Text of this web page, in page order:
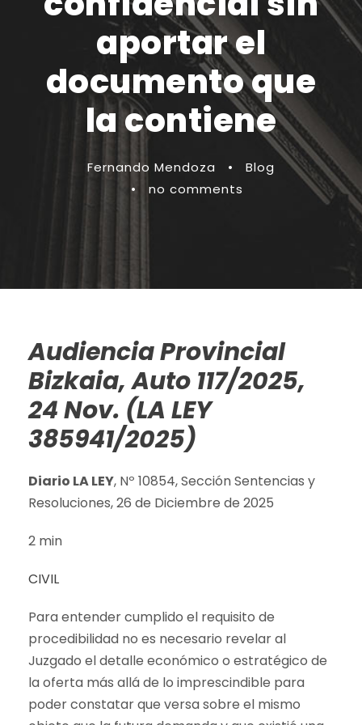
aportar el
documento que
la contiene
Fernando Mendoza •
Blog
•
no comments
Audiencia Provincial
Bizkaia, Auto 117/2025,
24 Nov. (LA LEY
385941/2025)
Diario LA LEY, Nº 10854, Sección Sentencias y
Resoluciones, 26 de Diciembre de 2025
2 min
CIVIL
Para entender cumplido el requisito de
procedibilidad no es necesario revelar al
Juzgado el detalle económico o estratégico de
la oferta más allá de lo imprescindible para
poder constatar que versa sobre el mismo